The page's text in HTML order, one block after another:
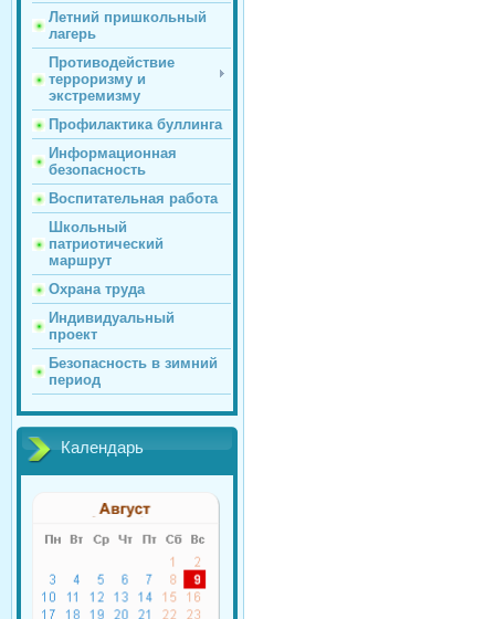
Летний пришкольный
лагерь
Противодействие
терроризму и
экстремизму
Профилактика буллинга
Информационная
безопасность
Воспитательная работа
Школьный
патриотический
маршрут
Охрана труда
Индивидуальный
проект
Безопасность в зимний
период
Календарь